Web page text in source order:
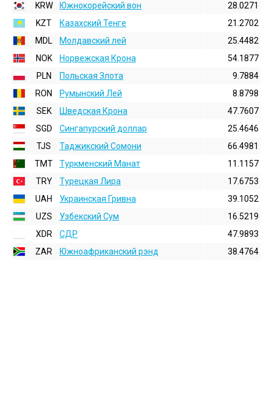
KRW
Южнокорейский вон
28.0271
KZT
Казахский Тенге
21.2702
MDL
Молдавский лей
25.4482
NOK
Норвежская Крона
54.1877
PLN
Польская Злота
9.7884
RON
Румынский Лей
8.8798
SEK
Шведская Крона
47.7607
SGD
Сингапурский доллар
25.4646
TJS
Таджикский Сомони
66.4981
TMT
Туркменский Манат
11.1157
TRY
Турецкая Лира
17.6753
UAH
Украинская Гривна
39.1052
UZS
Узбекский Сум
16.5219
XDR
СДР
47.9893
ZAR
Южноафриканский рэнд 38.4764